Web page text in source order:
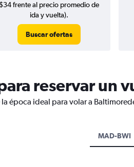
$34 frente al precio promedio de
ida y vuelta).
Buscar ofertas
reservar un
época ideal para volar a
MAD-BWI